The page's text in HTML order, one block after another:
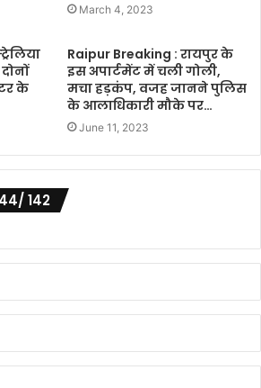
March 4, 2023
के
Raipur Breaking : रायपुर के
इस अपार्टमेंट में चली गोली,
मचा हड़कंप, वजह जानने पुलिस
के आलाधिकारी मौके पर…
June 11, 2023
142